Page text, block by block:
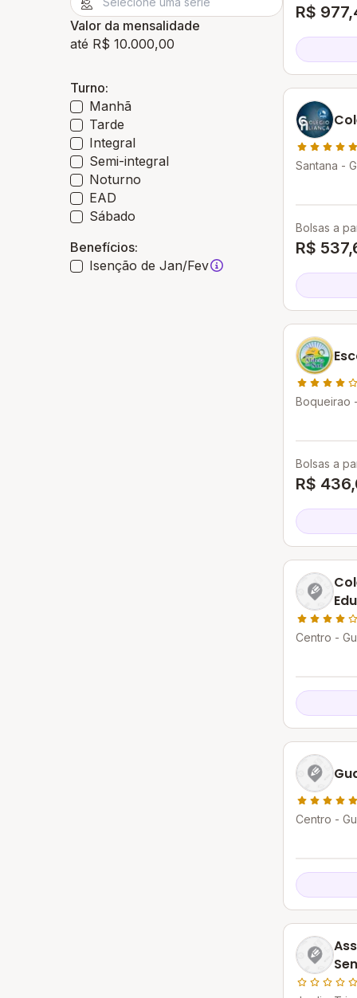
Valor da mensalidade
até R$ 10.000,00
Turno:
Manhã
Tarde
Integral
Semi-integral
Noturno
EAD
Sábado
Benefícios:
Isenção de Jan/Fev
R$
Santana -
Bolsas a
R$
Boqueirao
Bolsas a
R$
Centro -
Centro -